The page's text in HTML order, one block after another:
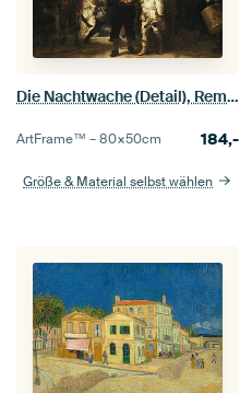
Die Nachtwache (Detail), Rembrandt van Rijn
ArtFrame™ –80×50cm 184,-
Größe & Material selbst wählen